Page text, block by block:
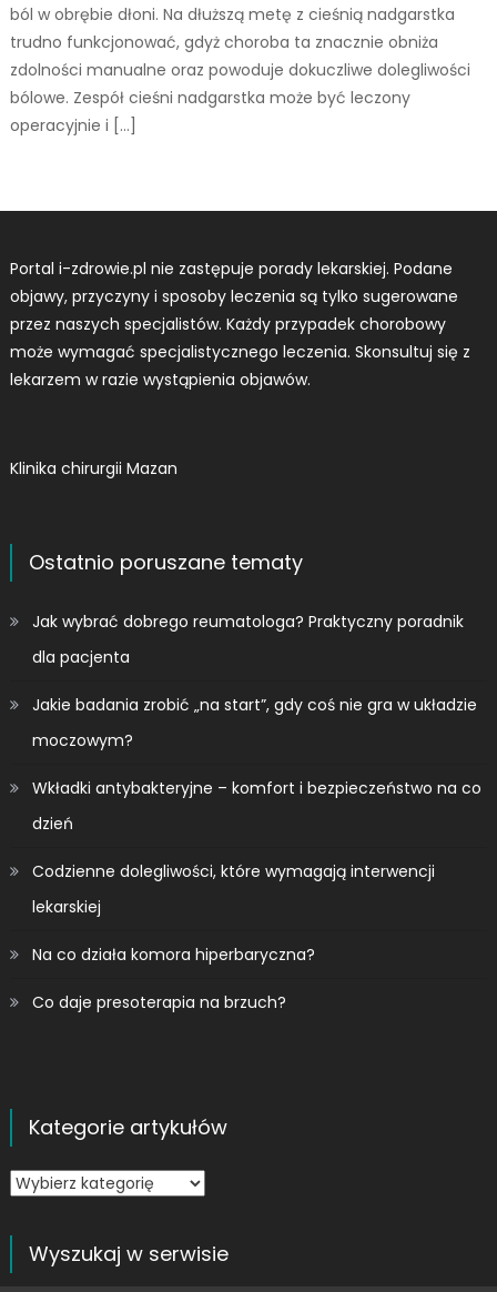
ból w obrębie dłoni. Na dłuższą metę z cieśnią nadgarstka
trudno funkcjonować, gdyż choroba ta znacznie obniża
zdolności manualne oraz powoduje dokuczliwe dolegliwości
bólowe. Zespół cieśni nadgarstka może być leczony
operacyjnie i […]
Portal i-zdrowie.pl nie zastępuje porady lekarskiej. Podane
objawy, przyczyny i sposoby leczenia są tylko sugerowane
przez naszych specjalistów. Każdy przypadek chorobowy
może wymagać specjalistycznego leczenia. Skonsultuj się z
lekarzem w razie wystąpienia objawów.
Klinika chirurgii Mazan
Ostatnio poruszane tematy
Jak wybrać dobrego reumatologa? Praktyczny poradnik
dla pacjenta
Jakie badania zrobić „na start”, gdy coś nie gra w układzie
moczowym?
Wkładki antybakteryjne – komfort i bezpieczeństwo na co
dzień
Codzienne dolegliwości, które wymagają interwencji
lekarskiej
Na co działa komora hiperbaryczna?
Co daje presoterapia na brzuch?
Kategorie artykułów
Kategorie
Wyszukaj w serwisie